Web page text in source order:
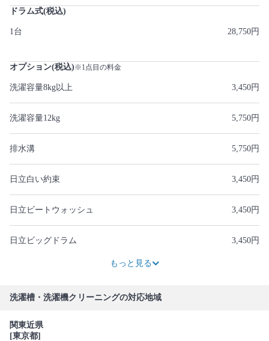
ドラム式(税込)
1台 28,750円
オプション(税込)※1点目の料金
洗濯容量8kg以上 3,450円
洗濯容量12kg 5,750円
排水溝 5,750円
日立白い約束 3,450円
日立ビートウォッシュ 3,450円
日立ビッグドラム
3,450円
もっと見る
洗濯槽・洗濯機クリーニングの対応地域
関東近県
[東京都]